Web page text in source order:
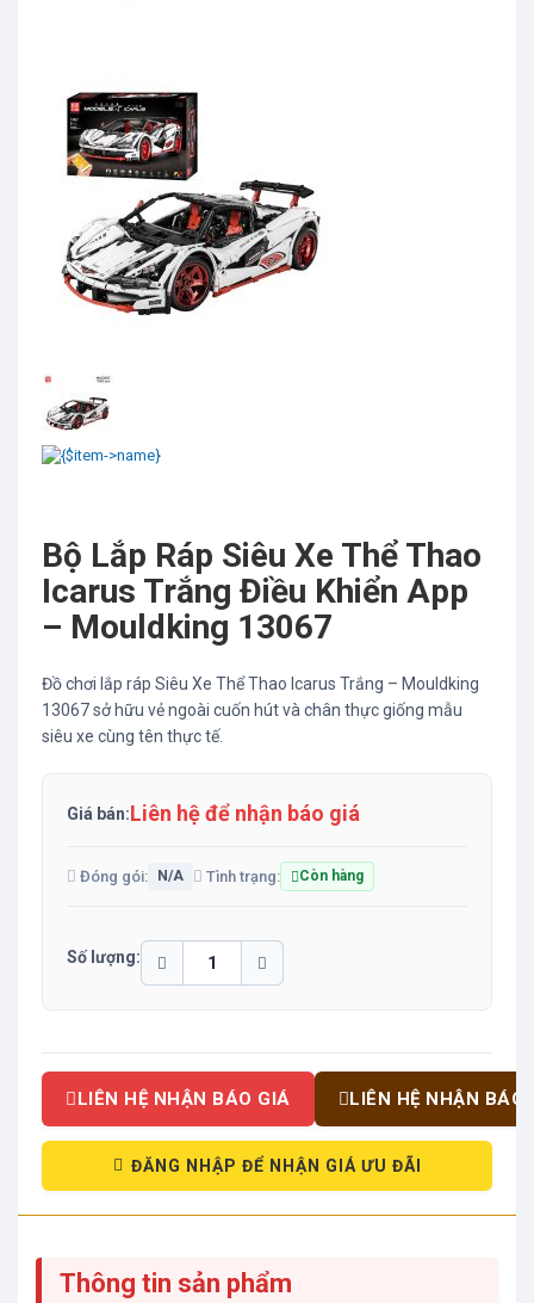
Bộ Lắp Ráp Siêu Xe Thể Thao
Icarus Trắng Điều Khiển App
– Mouldking 13067
Đồ chơi lắp ráp Siêu Xe Thể Thao Icarus Trắng – Mouldking
13067 sở hữu vẻ ngoài cuốn hút và chân thực giống mẫu
siêu xe cùng tên thực tế.
Giá bán:Liên hệ để nhận báo giá
Đóng gói: N/A Tình trạng: Còn hàng
Số lượng:
LIÊN HỆ NHẬN BÁO GIÁ LIÊN HỆ NHẬN BÁO
ĐĂNG NHẬP ĐỂ NHẬN GIÁ ƯU ĐÃI
Thông tin sản phẩm